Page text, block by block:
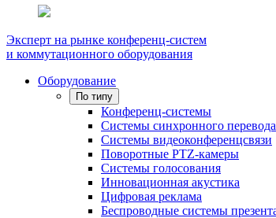
Эксперт на рынке конференц-систем
и коммутационного оборудования
Оборудование
По типу
Конференц-системы
Системы синхронного перевода
Системы видеоконференцсвязи
Поворотные PTZ-камеры
Системы голосования
Инновационная акустика
Цифровая реклама
Беспроводные системы